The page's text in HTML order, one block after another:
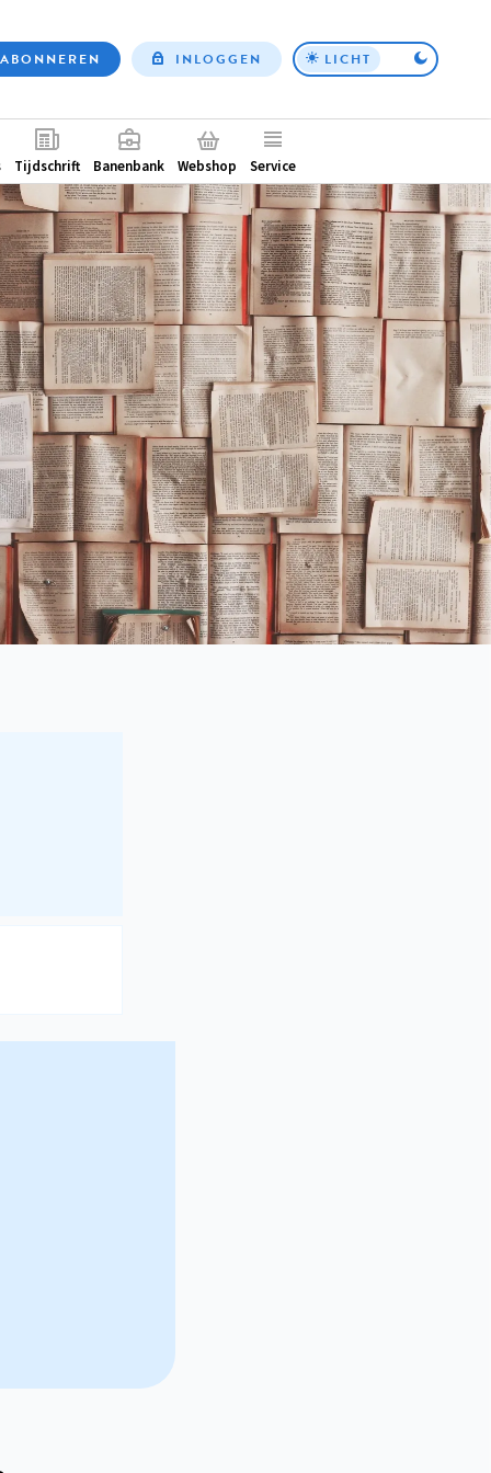
Top
ABONNEREN INLOGGEN LICHT
Tijdschrift Banenbank Webshop Service